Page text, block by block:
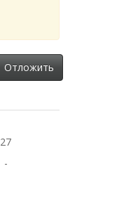
Отложить
27
-